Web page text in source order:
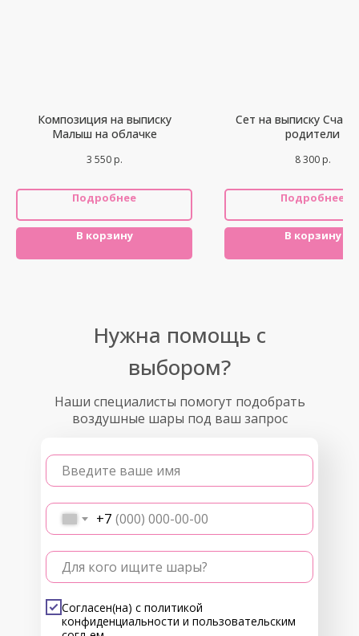
Композиция на выписку
Малыш на облачке
3 550 р.
Подробнее
В корзину
Сет на выписку
родители
8 300 р.
Подробнее
В корзину
Наши специалисты помогут подобрать
воздушные шары под ваш запрос
Введите ваше имя
+7
Для кого ищите шары?
Согласен(на) с политикой
конфиденциальности и пользовательским
Нужна помощь с
выбором?